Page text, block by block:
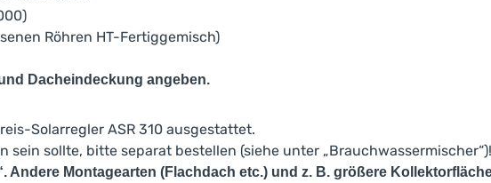
Röhren HT-Fertiggemisch)
Dacheindeckung angeben.
Solarregler ASR 310 ausgestattet.
sollte, bitte separat bestellen (siehe unter „Brauchwassermischer“)!
Andere Montagearten (Flachdach etc.) und z. B. größere